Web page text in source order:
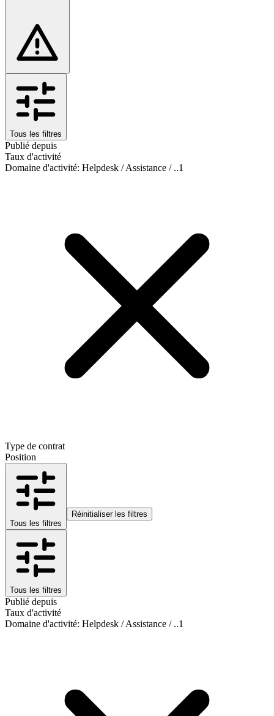
Tous les filtres
Publié depuis
Taux d'activité
Domaine d'activité: Helpdesk / Assistance / ..1
Type de contrat
Position
Tous les filtres
Réinitialiser les filtres
Tous les filtres
Publié depuis
Taux d'activité
Domaine d'activité: Helpdesk / Assistance / ..1